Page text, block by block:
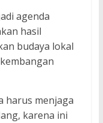
agenda
hasil
budaya lokal
harus menjaga
karena ini